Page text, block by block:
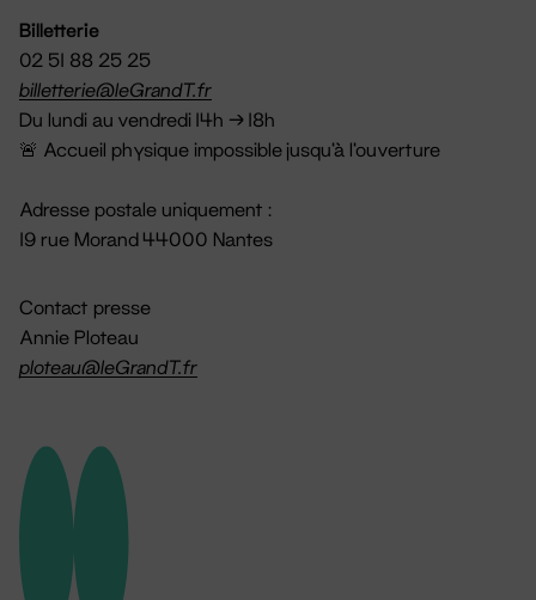
Billetterie
02 51 88 25 25
billetterie@leGrandT.fr
Du lundi au vendredi 14h → 18h
🚨 Accueil physique impossible jusqu'à l'ouverture
Adresse postale uniquement :
19 rue Morand 44000 Nantes
Contact presse
Annie Ploteau
ploteau@leGrandT.fr